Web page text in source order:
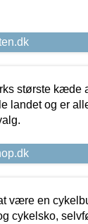
største kæde
landet og er
være en
cykelsko,